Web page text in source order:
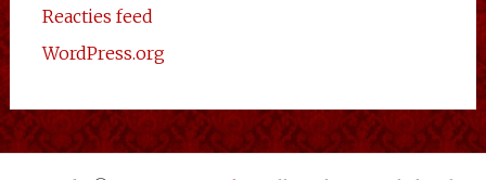
Reacties feed
WordPress.org